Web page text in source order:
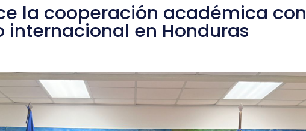
la cooperación académica con
internacional en Honduras